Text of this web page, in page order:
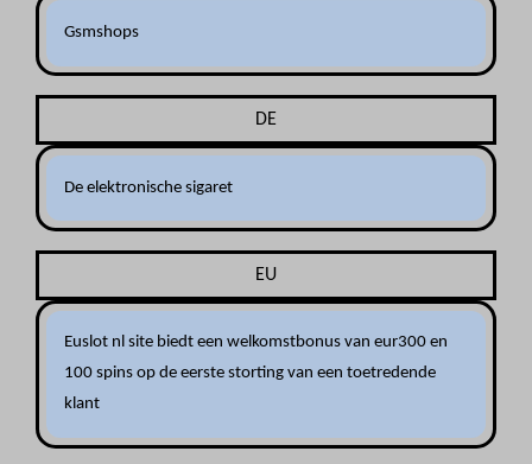
Gsmshops
DE
De elektronische sigaret
EU
Euslot nl site biedt een welkomstbonus van eur300 en
100 spins op de eerste storting van een toetredende
klant